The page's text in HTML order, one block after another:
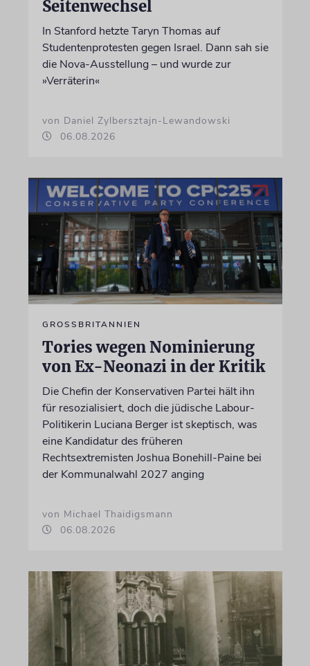
Seitenwechsel
In Stanford hetzte Taryn Thomas auf
Studentenprotesten gegen Israel. Dann sah sie
die Nova-Ausstellung – und wurde zur
»Verräterin«
von Daniel Zylbersztajn-Lewandowski
06.08.2026
GROSSBRITANNIEN
Tories wegen Nominierung
von Ex-Neonazi in der Kritik
Die Chefin der Konservativen Partei hält ihn
für resozialisiert, doch die jüdische Labour-
Politikerin Luciana Berger ist skeptisch, was
eine Kandidatur des früheren
Rechtsextremisten Joshua Bonehill-Paine bei
der Kommunalwahl 2027 anging
von Michael Thaidigsmann
06.08.2026